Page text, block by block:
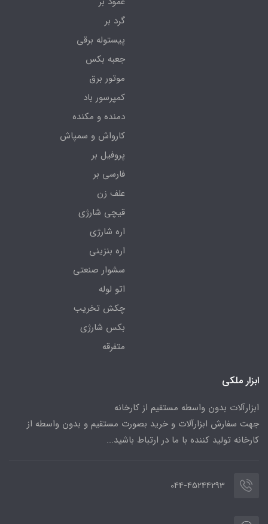
گرد بر
پیستوله برقی
جعبه بکس
موتور برق
کمپرسور باد
دمنده و مکنده
کارواش و سمپاش
پروفیل بر
فارسی بر
علف زن
قیچی شارژی
اره شارژی
اره بنزینی
سشوار صنعتی
اتو لوله
چکش تخریب
بکس شارژی
متفرقه
ابزار ملکی
ابزارآلات بدون واسطه مستقیم از کارخانه
جهت سفارش ابزارآلات و خرید بصورت مستقیم و بدون واسطه از
کارخانه تولید کننده با ما در ارتباط باشید...
044-45244293